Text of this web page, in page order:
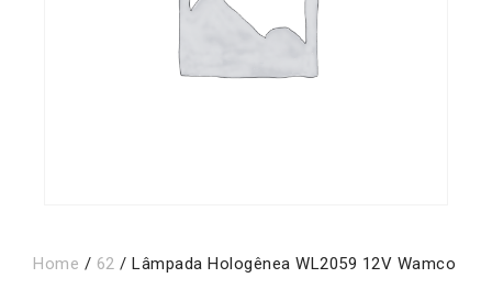
Home / 62 / Lâmpada Hologênea WL2059 12V Wamco